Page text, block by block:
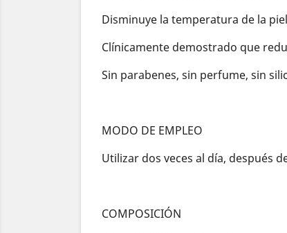
Disminuye la temperatura de la
Clínicamente demostrado que
Sin parabenes, sin perfume, sin
MODO DE EMPLEO
Utilizar dos veces al día, después
COMPOSICIÓN